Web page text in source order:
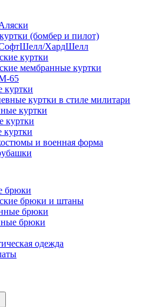
(бомбер и пилот)
ХардШелл
куртки
мембранные куртки
65
куртки
куртки в стиле милитари
куртки
куртки
куртки
и военная форма
брюки
брюки и штаны
брюки
брюки
одежда